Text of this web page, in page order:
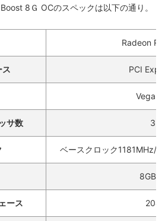
8Ｇ OCのスペックは以下の通り。
Radeon
ス PCI
Vega
サ数
ベースクロック1181MHz/
8GB
ース